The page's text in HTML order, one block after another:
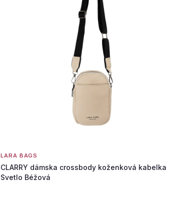
LARA BAGS
CLARRY dámska crossbody koženková kabelka
Svetlo Béžová